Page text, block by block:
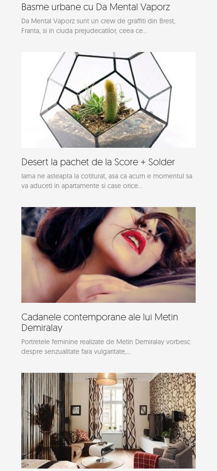
Basme urbane cu Da Mental Vaporz
Da Mental Vaporz sunt un crew de graffiti din Brest,
Franta, si in ciuda prejudecatilor, ceea ce...
Desert la pachet de la Score + Solder
Iarna ne asteapta la cotiturat, asa ca acum e momentul sa
va aduceti in apartamente si case orice...
Cadanele contemporane ale lui Metin
Demiralay
Portretele feminine realizate de Metin Demiralay vorbesc
despre senzualitate fara vulgaritate,...